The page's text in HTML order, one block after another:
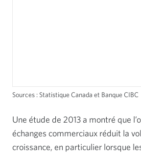
Sources : Statistique Canada et Banque CIBC
Une étude de 2013 a montré que
échanges commerciaux réduit la
croissance, en particulier lorsque